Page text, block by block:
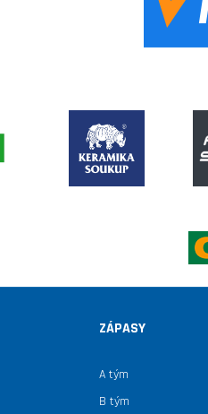
ZÁPASY
A tým
B tým